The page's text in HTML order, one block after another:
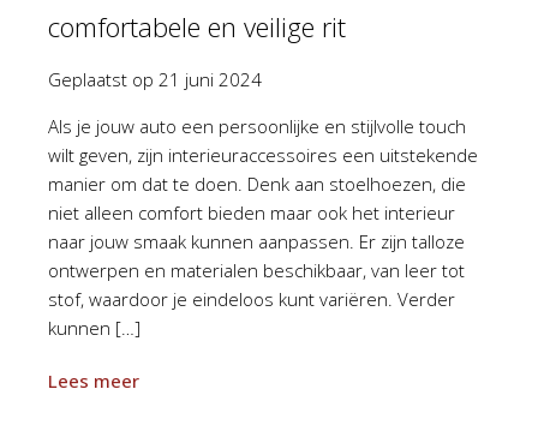
comfortabele en veilige rit
Geplaatst op 21 juni 2024
Als je jouw auto een persoonlijke en stijlvolle touch
wilt geven, zijn interieuraccessoires een uitstekende
manier om dat te doen. Denk aan stoelhoezen, die
niet alleen comfort bieden maar ook het interieur
naar jouw smaak kunnen aanpassen. Er zijn talloze
ontwerpen en materialen beschikbaar, van leer tot
stof, waardoor je eindeloos kunt variëren. Verder
kunnen […]
Lees meer